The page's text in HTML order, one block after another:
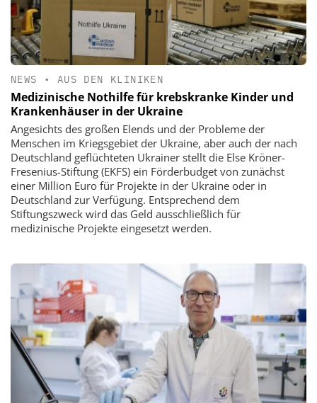
NEWS • AUS DEN KLINIKEN
Medizinische Nothilfe für krebskranke Kinder und
Krankenhäuser in der Ukraine
Angesichts des großen Elends und der Probleme der
Menschen im Kriegsgebiet der Ukraine, aber auch der nach
Deutschland geflüchteten Ukrainer stellt die Else Kröner-
Fresenius-Stiftung (EKFS) ein Förderbudget von zunächst
einer Million Euro für Projekte in der Ukraine oder in
Deutschland zur Verfügung. Entsprechend dem
Stiftungszweck wird das Geld ausschließlich für
medizinische Projekte eingesetzt werden.